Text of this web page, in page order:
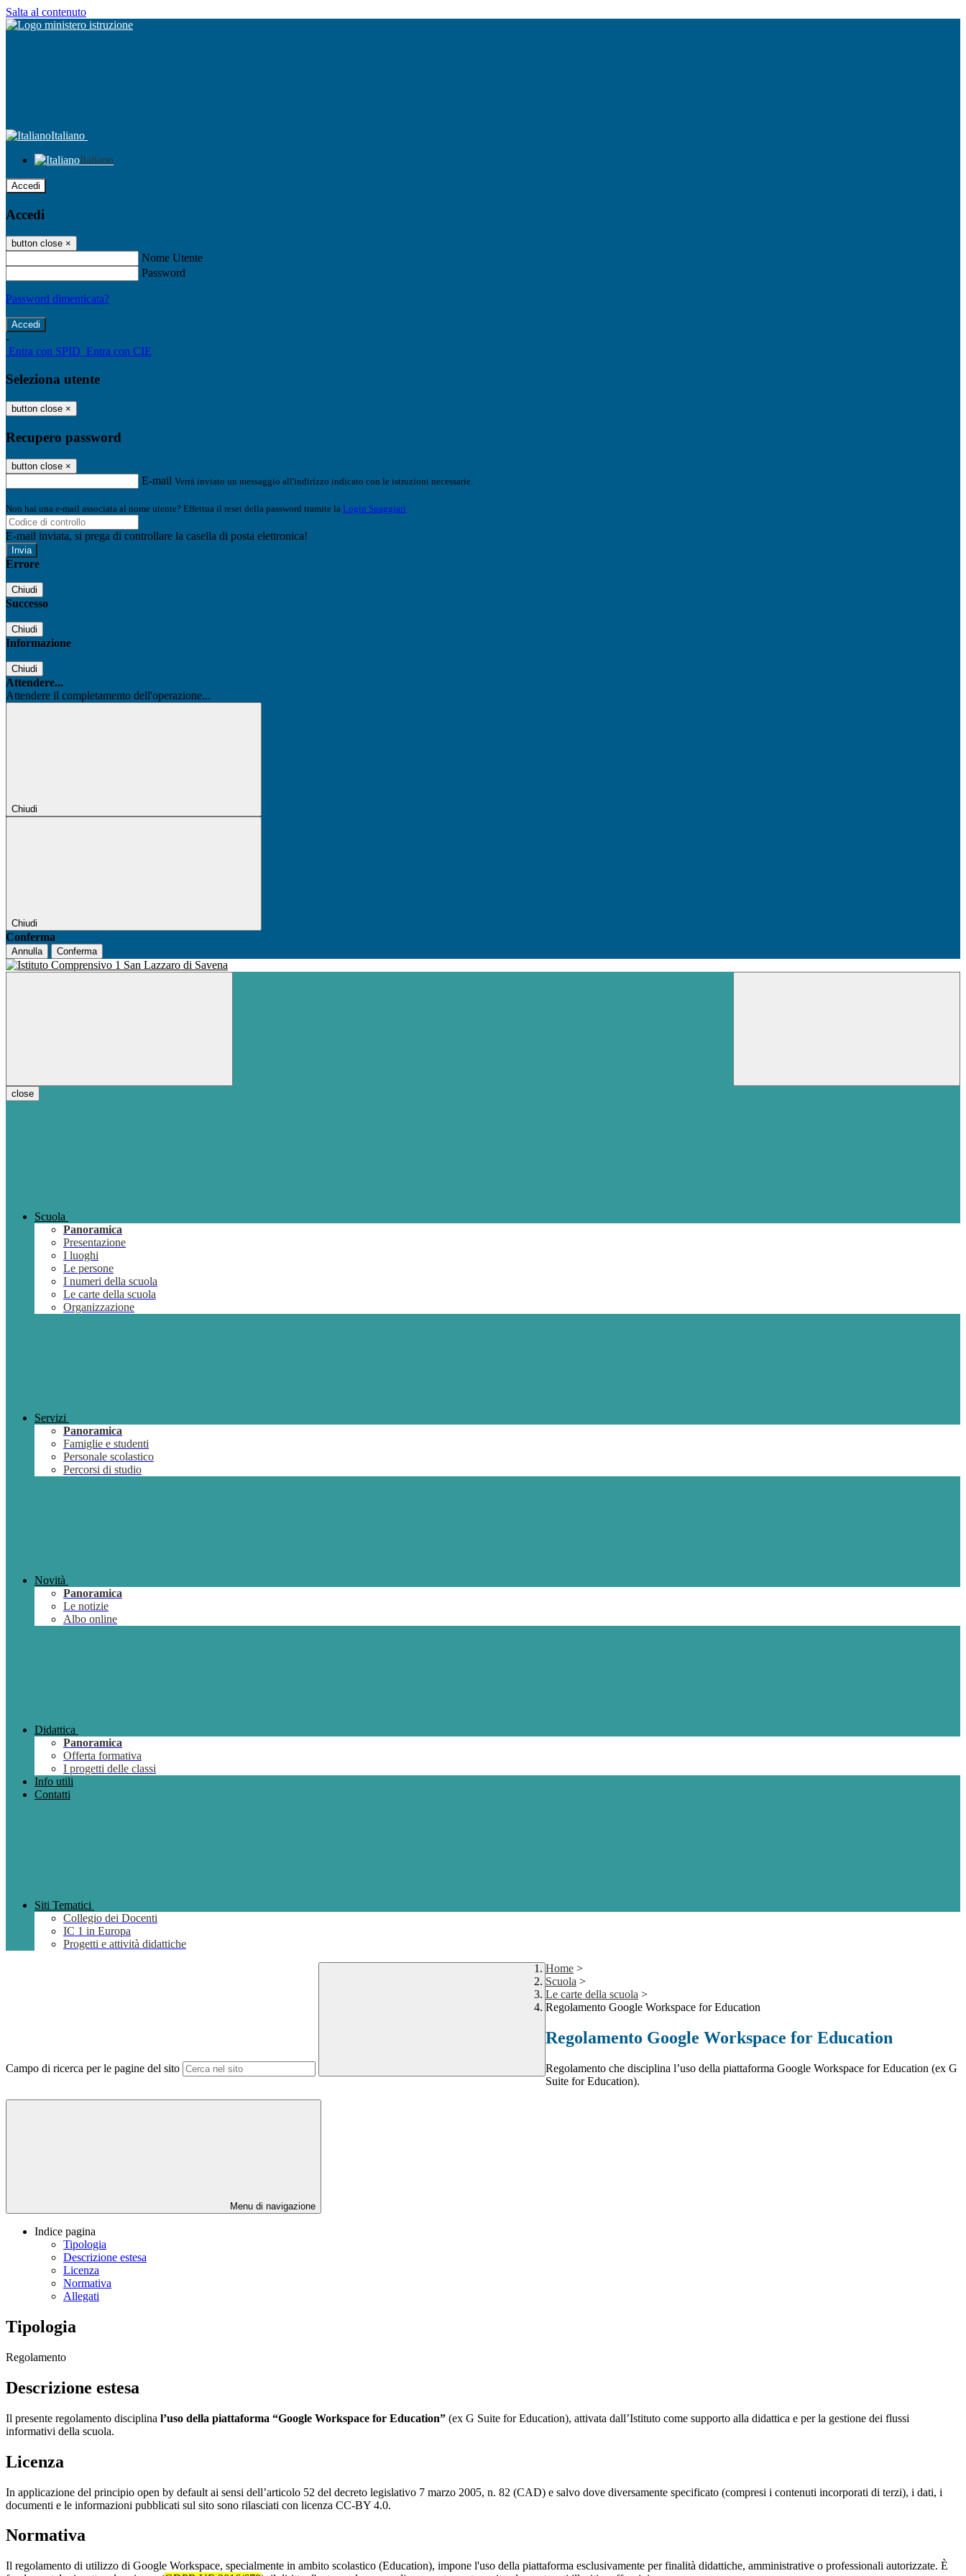
Salta al contenuto
Italiano
Italiano
Accedi
Accedi
button close ×
Nome Utente
Password
Password dimenticata?
-
Entra con SPID Entra con CIE
Seleziona utente
button close ×
Recupero password
button close ×
E-mail Verrà inviato un messaggio all'indirizzo indicato con le istruzioni necessarie.
Non hai una e-mail associata al nome utente? Effettua il reset della password tramite la Login Spaggiari
E-mail inviata, si prega di controllare la casella di posta elettronica!
Errore
Chiudi
Successo
Chiudi
Informazione
Chiudi
Attendere...
Attendere il completamento dell'operazione...
Chiudi
Chiudi
Conferma
Annulla Conferma
close
Scuola
Panoramica
Presentazione
I luoghi
Le persone
I numeri della scuola
Le carte della scuola
Organizzazione
Servizi
Panoramica
Famiglie e studenti
Personale scolastico
Percorsi di studio
Novità
Panoramica
Le notizie
Albo online
Didattica
Panoramica
Offerta formativa
I progetti delle classi
Info utili
Contatti
Siti Tematici
Collegio dei Docenti
IC 1 in Europa
Progetti e attività didattiche
Campo di ricerca per le pagine del sito
Home >
Scuola >
Le carte della scuola >
Regolamento Google Workspace for Education
Regolamento Google Workspace for Education
Regolamento che disciplina l’uso della piattaforma Google Workspace for Education (ex G
Suite for Education).
Menu di navigazione
Indice pagina
Tipologia
Descrizione estesa
Licenza
Normativa
Allegati
Tipologia
Regolamento
Descrizione estesa
Il presente regolamento disciplina l’uso della piattaforma “Google Workspace for Education” (ex G Suite for Education), attivata dall’Istituto come supporto alla didattica e per la gestione dei flussi
informativi della scuola.
Licenza
In applicazione del principio open by default ai sensi dell’articolo 52 del decreto legislativo 7 marzo 2005, n. 82 (CAD) e salvo dove diversamente specificato (compresi i contenuti incorporati di terzi), i dati, i
documenti e le informazioni pubblicati sul sito sono rilasciati con licenza CC-BY 4.0.
Normativa
Il regolamento di utilizzo di Google Workspace, specialmente in ambito scolastico (Education), impone l'uso della piattaforma esclusivamente per finalità didattiche, amministrative o professionali autorizzate. È